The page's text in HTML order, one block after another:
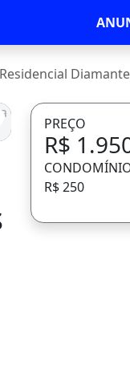
Diamante
PREÇO
R$
R$ 250